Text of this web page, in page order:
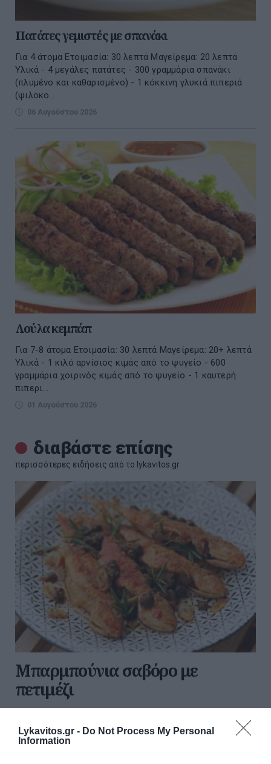
Lykavitos.gr - Do Not Process My Personal
Information
Πατάτες γεμιστές με σπανάκι
Για 4 άτομα Ετοιμασία: 30 λεπτά Μαγείρεμα: 20 λεπτά
Υλικά - 4 μεγάλες πατάτες - 300 γραμμάρια σπανάκι
(πλυμένο και καθαρισμένο) - 1 κόκκινη γλυκιά πιπεριά
(ψιλοκο...
06 Αυγούστου 2026
Λούλα κεμπάπ
Για 7-8 άτομα Ετοιμασία: 30 λεπτά Μαγείρεμα: 20+ λεπτά
Υλικά - 1 κιλό αρνίσιος κιμάς από το ψυγείο - 600
γραμμάρια χοιρινός κιμάς από το ψυγείο - 1 καυτερή
πιπερι...
01 Αυγούστου 2026
διαβάστε επίσης
περισσότερες ειδήσεις από το lykavitos.gr
Μπαρμπούνια σαβόρο με
πετιμέζι
λεπτά Υλικά - 1 κιλό μπαρμπούνια ή γόπες (ή και πιο
μικρά, σαρδέλες ή μαρίδες) - 1 φλιτζάνια τσαγιού